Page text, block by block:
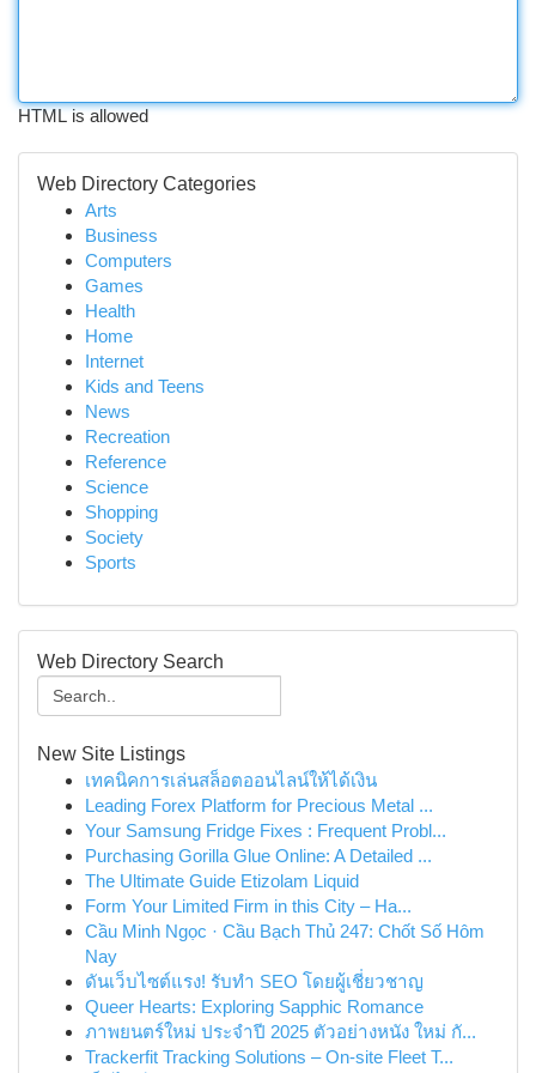
HTML is allowed
Web Directory Categories
Arts
Business
Computers
Games
Health
Home
Internet
Kids and Teens
News
Recreation
Reference
Science
Shopping
Society
Sports
Web Directory Search
New Site Listings
เทคนิคการเล่นสล็อตออนไลน์ให้ได้เงิน
Leading Forex Platform for Precious Metal ...
Your Samsung Fridge Fixes : Frequent Probl...
Purchasing Gorilla Glue Online: A Detailed ...
The Ultimate Guide Etizolam Liquid
Form Your Limited Firm in this City – Ha...
Cầu Minh Ngọc · Cầu Bạch Thủ 247: Chốt Số Hôm
Nay
ดันเว็บไซต์แรง! รับทำ SEO โดยผู้เชี่ยวชาญ
Queer Hearts: Exploring Sapphic Romance
ภาพยนตร์ใหม่ ประจำปี 2025 ตัวอย่างหนัง ใหม่ กั...
Trackerfit Tracking Solutions – On-site Fleet T...